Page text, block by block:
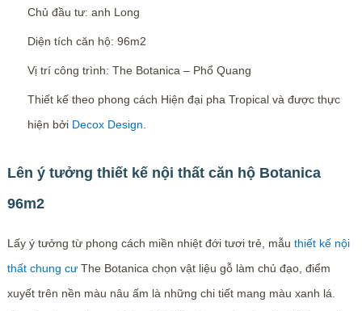
Chủ đầu tư: anh Long
Diện tích căn hộ: 96m2
Vị trí công trình: The Botanica – Phổ Quang
Thiết kế theo phong cách Hiện đại pha Tropical và được thực
hiện bởi Decox Design
Lên ý tưởng thiết kế nội thất căn hộ Botanica
96m2
Lấy ý tưởng từ phong cách miền nhiệt đới tươi trẻ, mẫu thiết kế nội
thất chung cưThe Botanica chọn vật liệu gỗ làm chủ đạo, điểm
xuyết trên nền màu nâu ấm là những chi tiết mang màu xanh lá.